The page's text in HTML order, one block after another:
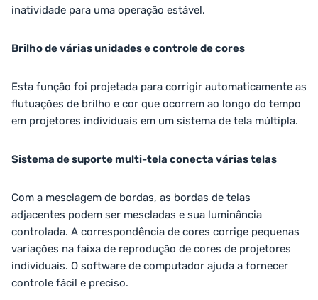
inatividade para uma operação estável.
Brilho de várias unidades e controle de cores
Esta função foi projetada para corrigir automaticamente as
flutuações de brilho e cor que ocorrem ao longo do tempo
em projetores individuais em um sistema de tela múltipla.
Sistema de suporte multi-tela conecta várias telas
Com a mesclagem de bordas, as bordas de telas
adjacentes podem ser mescladas e sua luminância
controlada. A correspondência de cores corrige pequenas
variações na faixa de reprodução de cores de projetores
individuais. O software de computador ajuda a fornecer
controle fácil e preciso.